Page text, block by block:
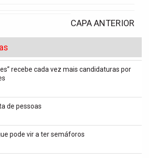
CAPA ANTERIOR
recebe cada vez mais candidaturas por
de pessoas
pode vir a ter semáforos